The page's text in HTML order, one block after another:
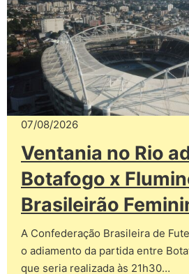
07/08/2026
Ventania no Rio
Botafogo x
Brasileirão
A Confederação Brasileira de
o adiamento da partida entre
que seria realizada às 21h30…